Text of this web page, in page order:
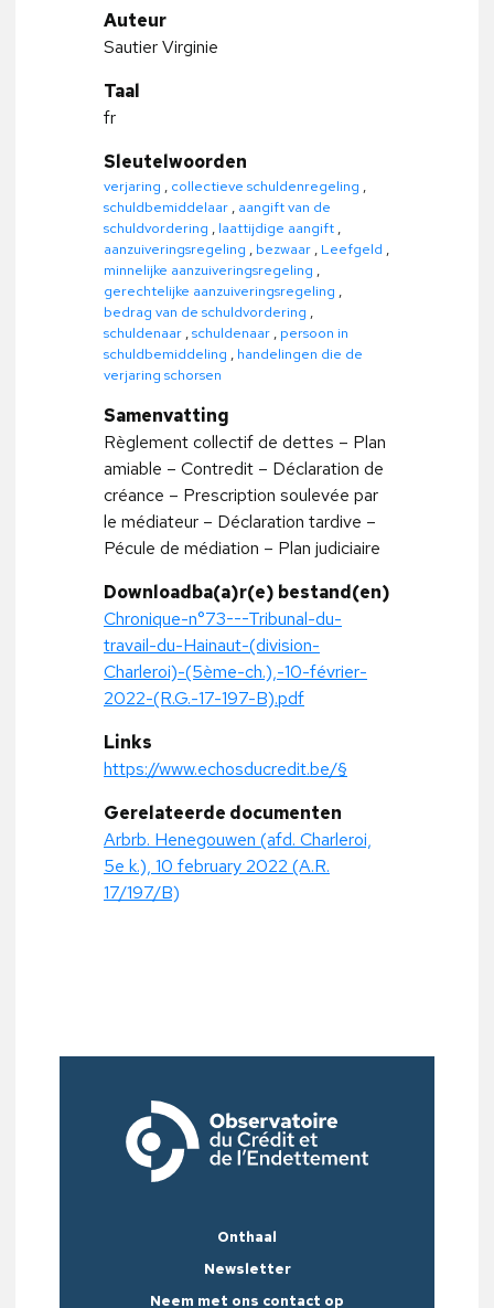
Auteur
Sautier Virginie
Taal
fr
Sleutelwoorden
verjaring , collectieve schuldenregeling ,
schuldbemiddelaar , aangift van de
schuldvordering , laattijdige aangift ,
aanzuiveringsregeling , bezwaar , Leefgeld ,
minnelijke aanzuiveringsregeling ,
gerechtelijke aanzuiveringsregeling ,
bedrag van de schuldvordering ,
schuldenaar ,schuldenaar , persoon in
schuldbemiddeling , handelingen die de
verjaring schorsen
Samenvatting
Règlement collectif de dettes – Plan
amiable – Contredit – Déclaration de
créance – Prescription soulevée par
le médiateur – Déclaration tardive –
Pécule de médiation – Plan judiciaire
Downloadba(a)r(e) bestand(en)
Chronique-n°73---Tribunal-du-
travail-du-Hainaut-(division-
Charleroi)-(5ème-ch.),-10-février-
2022-(R.G.-17-197-B).pdf
Links
https://www.echosducredit.be/§
Gerelateerde documenten
Arbrb. Henegouwen (afd. Charleroi,
5e k.), 10 february 2022 (A.R.
17/197/B)
Onthaal
Newsletter
Neem met ons contact op